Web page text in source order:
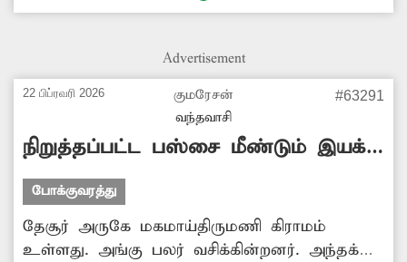
கடம்பராயர் தெரு பகுதிகளில் சுற்றித்திரியும்
உரிமையாளர்களுக்கு அபராதம் விதிக்க
திருவண்ணாமலை.
Advertisement
22 பிப்ரவரி 2026
குமரேசன்
வந்தவாசி
#63291
நிறுத்தப்பட்ட பஸ்சை மீண்டும் இயக்க
வேண்டும்
போக்குவரத்து
தேசூர் அருகே மகமாய்திருமணி கிராமம்
உள்ளது. அங்கு பலர் வசிக்கின்றனர். அந்தக்